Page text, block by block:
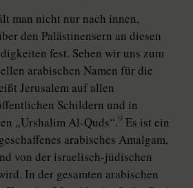
man nicht nur nach innen,
den Palästinensern an diesen
fest. Sehen wir uns zum
arabischen Namen für die
Jerusalem auf allen
Schildern und in
„Urshalim Al-Quds“.9 Es ist ein
arabisches Amalgam,
von der israelisch-jüdischen
In der gesamten arabischen